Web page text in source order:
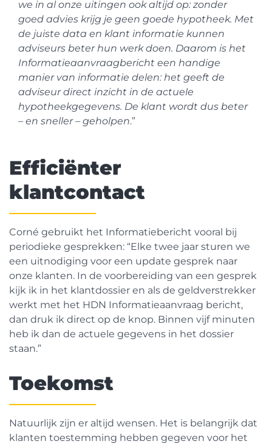
we in al onze uitingen ook altijd op: zonder
goed advies krijg je geen goede hypotheek. Met
de juiste data en klant informatie kunnen
adviseurs beter hun werk doen. Daarom is het
Informatieaanvraagbericht een handige
manier van informatie delen: het geeft de
adviseur direct inzicht in de actuele
hypotheekgegevens. De klant wordt dus beter
– en sneller – geholpen.”
Efficiënter
klantcontact
Corné gebruikt het Informatiebericht vooral bij
periodieke gesprekken: “Elke twee jaar sturen we
een uitnodiging voor een update gesprek naar
onze klanten. In de voorbereiding van een gesprek
kijk ik in het klantdossier en als de geldverstrekker
werkt met het HDN Informatieaanvraag bericht,
dan druk ik direct op de knop. Binnen vijf minuten
heb ik dan de actuele gegevens in het dossier
staan.”
Toekomst
Natuurlijk zijn er altijd wensen. Het is belangrijk dat
klanten toestemming hebben gegeven voor het